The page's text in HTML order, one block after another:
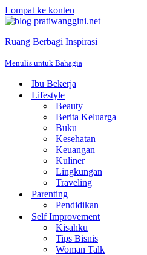
Lompat ke konten
Ruang Berbagi Inspirasi
Menulis untuk Bahagia
Ibu Bekerja
Lifestyle
Beauty
Berita Keluarga
Buku
Kesehatan
Keuangan
Kuliner
Lingkungan
Traveling
Parenting
Pendidikan
Self Improvement
Kisahku
Tips Bisnis
Woman Talk